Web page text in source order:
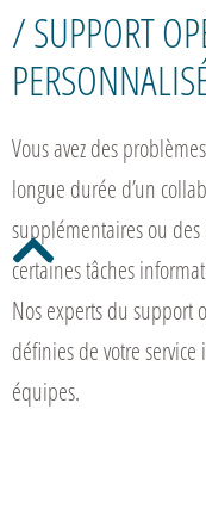
/ SUPPORT
Vous avez des
longue durée d’un
supplémentaires ou
certaines tâches
Nos experts du support
définies de votre
équipes.